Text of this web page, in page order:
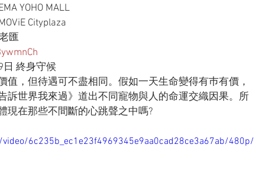
YOHO MALL
Cityplaza
匯
日 終身守候
值，但待遇可不盡相同。假如一天生命變得有巿有價，
訴世界我來過》道出不同寵物與人的命運交織因果。所
現在那些不間斷的心跳聲之中嗎?
6c235b_ec1e23f4969345e9aa0cad28ce3a67ab/480p/